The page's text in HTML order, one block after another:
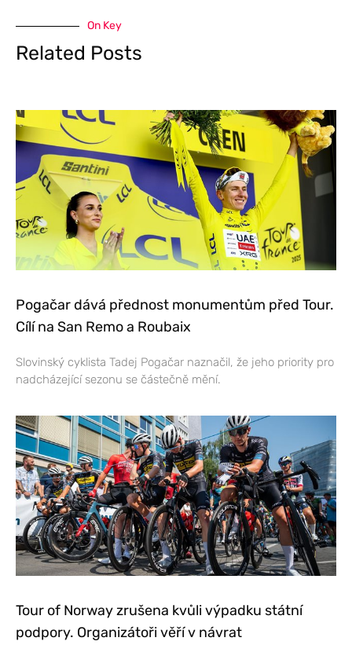
On Key
Related Posts
Pogačar dává přednost monumentům před Tour.
Cílí na San Remo a Roubaix
Slovinský cyklista Tadej Pogačar naznačil, že jeho priority pro
nadcházející sezonu se částečně mění.
Tour of Norway zrušena kvůli výpadku státní
podpory. Organizátoři věří v návrat